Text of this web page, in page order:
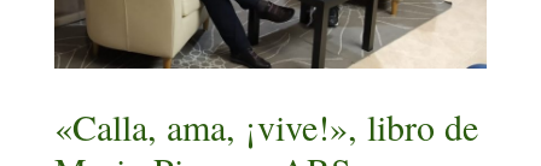
«Calla, ama, ¡vive!», libro de